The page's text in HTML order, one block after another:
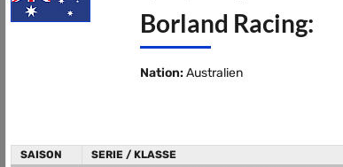
Borland Racing:
Nation: Australien
SAISON SERIE / KLASSE